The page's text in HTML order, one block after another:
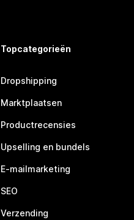
Topcategorieën
Dropshipping
Marktplaatsen
Productrecensies
Upselling en bundels
E-mailmarketing
SEO
Verzending